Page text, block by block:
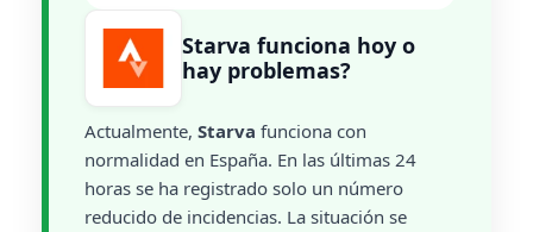
Starva funciona hoy o
hay problemas?
Actualmente, Starva funciona con
normalidad en España. En las últimas 24
horas se ha registrado solo un número
reducido de incidencias. La situación se